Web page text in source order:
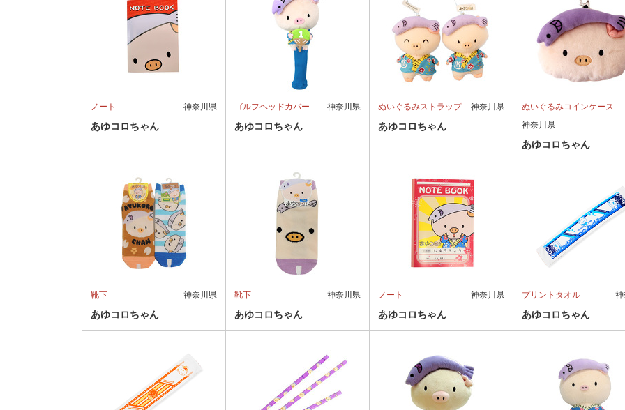
ノート 神奈川県
あゆコロちゃん
ゴルフヘッドカバー 神奈川県
あゆコロちゃん
ぬいぐるみストラップ 神奈川県
あゆコロちゃん
ぬいぐるみコインケース
神奈川県
あゆコロちゃん
靴下 神奈川県
あゆコロちゃん
靴下 神奈川県
あゆコロちゃん
ノート 神奈川県
あゆコロちゃん
プリントタオル
あゆコロちゃん